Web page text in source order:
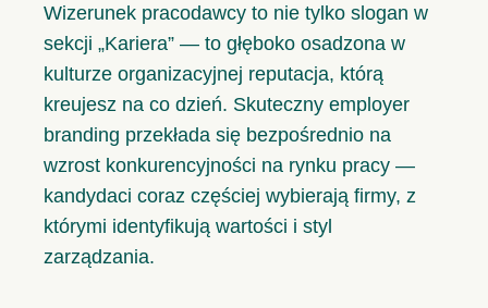
Wizerunek pracodawcy to nie tylko slogan w
sekcji „Kariera” — to głęboko osadzona w
kulturze organizacyjnej reputacja, którą
kreujesz na co dzień. Skuteczny employer
branding przekłada się bezpośrednio na
wzrost konkurencyjności na rynku pracy —
kandydaci coraz częściej wybierają firmy, z
którymi identyfikują wartości i styl
zarządzania.